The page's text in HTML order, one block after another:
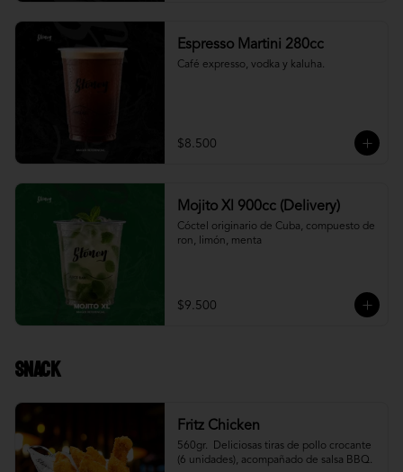
Espresso Martini 280cc
Café expresso, vodka y kaluha.
$8.500
Mojito Xl 900cc (Delivery)
Cóctel originario de Cuba, compuesto de
ron, limón, menta
$9.500
Snack
Fritz Chicken
560gr.  Deliciosas tiras de pollo crocante
(6 unidades), acompañado de salsa BBQ.